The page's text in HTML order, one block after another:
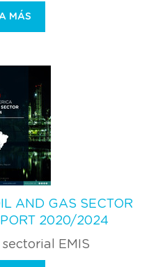
MÁS
AND GAS SECTOR
2020/2024
EMIS